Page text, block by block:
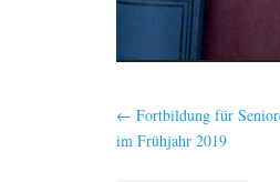
← Fortbildung für
im Frühjahr 2019